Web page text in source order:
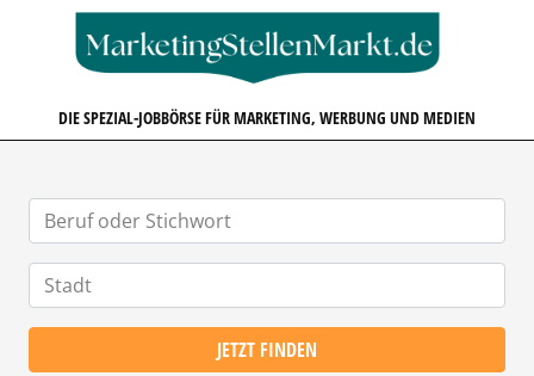
DIE SPEZIAL-JOBBÖRSE FÜR MARKETING, WERBUNG UND MEDIEN
JETZT FINDEN